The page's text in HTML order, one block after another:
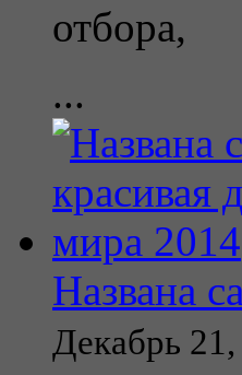
отбора,
...
Названа
Декабрь